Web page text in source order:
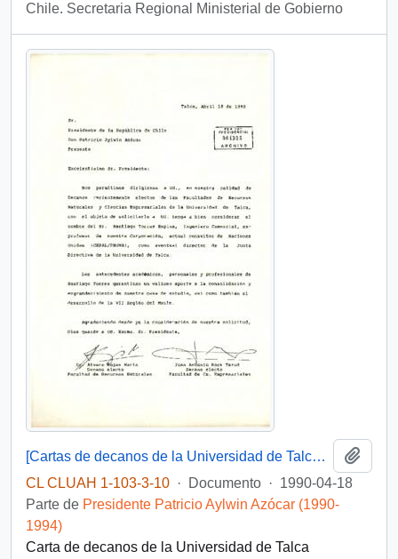
Chile. Secretaria Regional Ministerial de Gobierno
[Cartas de decanos de la Universidad de Talca dirigida al Presidente Aylwin]
CL CLUAH 1-103-3-10 · Documento · 1990-04-18
Parte de Presidente Patricio Aylwin Azócar (1990-
1994)
Carta de decanos de la Universidad de Talca